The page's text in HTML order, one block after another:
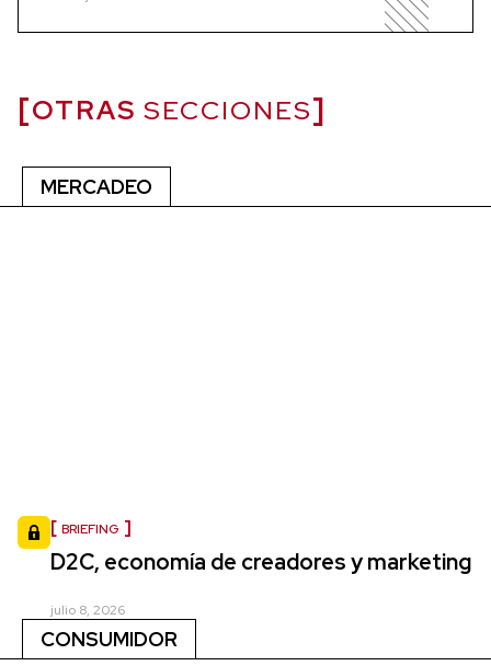
OTRAS SECCIONES
MERCADEO
BRIEFING
D2C, economía de creadores y marketing
julio 8, 2026
CONSUMIDOR